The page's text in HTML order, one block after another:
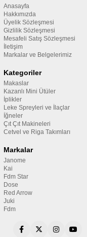
Anasayfa
Hakkımızda
Üyelik Sözleşmesi
Gizlilik Sözleşmesi
Mesafeli Satış Sözleşmesi
İletişim
Markalar ve Belgelerimiz
Kategoriler
Makaslar
Kazanlı Mini Ütüler
İplikler
Leke Spreyleri ve İlaçlar
İğneler
Çıt Çıt Makineleri
Cetvel ve Riga Takımları
Markalar
Janome
Kai
Fdm Star
Dose
Red Arrow
Juki
Fdm